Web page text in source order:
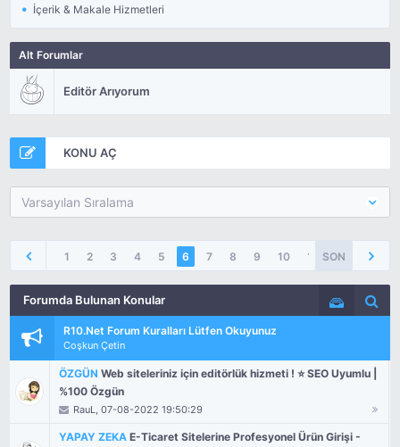
İçerik & Makale Hizmetleri
Alt Forumlar
Editör Arıyorum
KONU AÇ
Varsayılan Sıralama
1 2 3 4 5 6 7 8 9 10 11 16
SON
Forumda Bulunan Konular Seçenekler
Arama
R10.Net Forum Kuralları Lütfen Okuyunuz
Coşkun Çetin
ÖZGÜNWeb siteleriniz için editörlük hizmeti ! ⭐ SEO Uyumlu |
%100 Özgün
RauL, 07-08-2022 19:50:29
YAPAY ZEKAE-Ticaret Sitelerine Profesyonel Ürün Girişi -